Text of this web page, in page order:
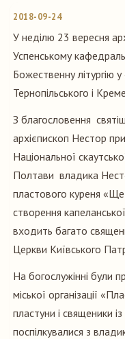
2018-09-24
У неділю 23 вересня
Успенському
Божественну літургію у
Тернопільського і
З благословення
архієпископ Нестор
Національної
Полтави владика
пластового куреня
створення
входить багато
Церкви Київського
На богослужінні були
міської організації
пластуни і священики
поспілкувалися з